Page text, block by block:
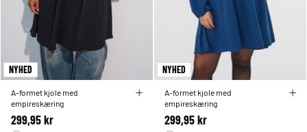
NYHED
A-formet kjole med
empireskæring
299,95 kr
NYHED
A-formet kjole med
empireskæring
299,95 kr